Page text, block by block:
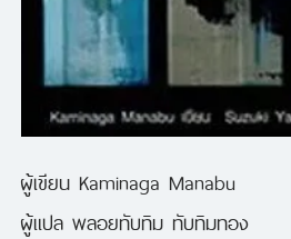
ผู้เขียน Kaminaga Manabu
ผู้แปล พลอยทับทิม ทับทิมทอง